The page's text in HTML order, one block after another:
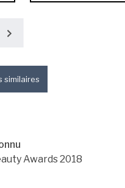
similaires
Awards 2018